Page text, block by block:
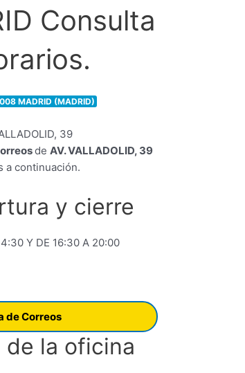
Consulta
MADRID (MADRID)
deAV. VALLADOLID, 39
a continuación.
y cierre
Y DE 16:30 A 20:00
de Correos
la oficina